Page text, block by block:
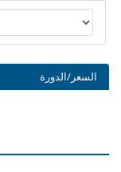
السعر/الدورة